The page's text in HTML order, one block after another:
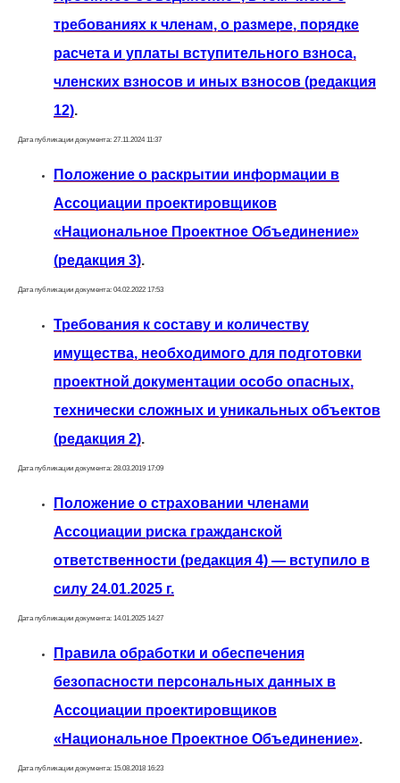
требованиях к членам, о размере, порядке
расчета и уплаты вступительного взноса,
членских взносов и иных взносов (редакция
12).
Дата публикации документа: 27.11.2024 11:37
Положение о раскрытии информации в
Ассоциации проектировщиков
«Национальное Проектное Объединение»
(редакция 3).
Дата публикации документа: 04.02.2022 17:53
Требования к составу и количеству
имущества, необходимого для подготовки
проектной документации особо опасных,
технически сложных и уникальных объектов
(редакция 2).
Дата публикации документа: 28.03.2019 17:09
Положение о страховании членами
Ассоциации риска гражданской
ответственности (редакция 4) — вступило в
силу 24.01.2025 г.
Дата публикации документа: 14.01.2025 14:27
Правила обработки и обеспечения
безопасности персональных данных в
Ассоциации проектировщиков
«Национальное Проектное Объединение».
Дата публикации документа: 15.08.2018 16:23